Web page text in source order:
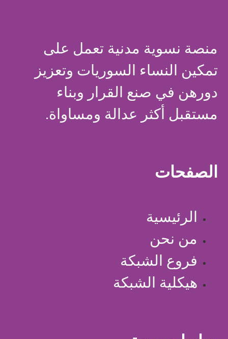
منصة نسوية مدنية تعمل على
تمكين النساء السوريات وتعزيز
دورهن في صنع القرار وبناء
مستقبل أكثر عدالة ومساواة.
الصفحات
الرئيسية
من نحن
فروع الشبكة
هيكلية الشبكة